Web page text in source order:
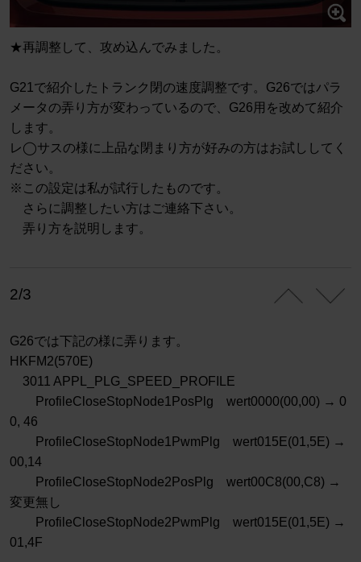
★再調整して、攻め込んでみました。
G21で紹介したトランク閉の速度調整です。G26ではパラ
メータの弄り方が変わっているので、G26用を改めて紹介
します。
レ◯サスの様に上品な閉まり方が好みの方はお試ししてく
ださい。
※この設定は私が試行したものです。
さらに調整したい方はご連絡下さい。
弄り方を説明します。
2/3
G26では下記の様に弄ります。
HKFM2(570E)
3011 APPL_PLG_SPEED_PROFILE
ProfileCloseStopNode1PosPlg wert0000(00,00) → 0
0, 46
ProfileCloseStopNode1PwmPlg wert015E(01,5E) →
00,14
ProfileCloseStopNode2PosPlg wert00C8(00,C8) →
変更無し
ProfileCloseStopNode2PwmPlg wert015E(01,5E) →
01,4F